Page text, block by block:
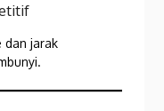
dan jarak